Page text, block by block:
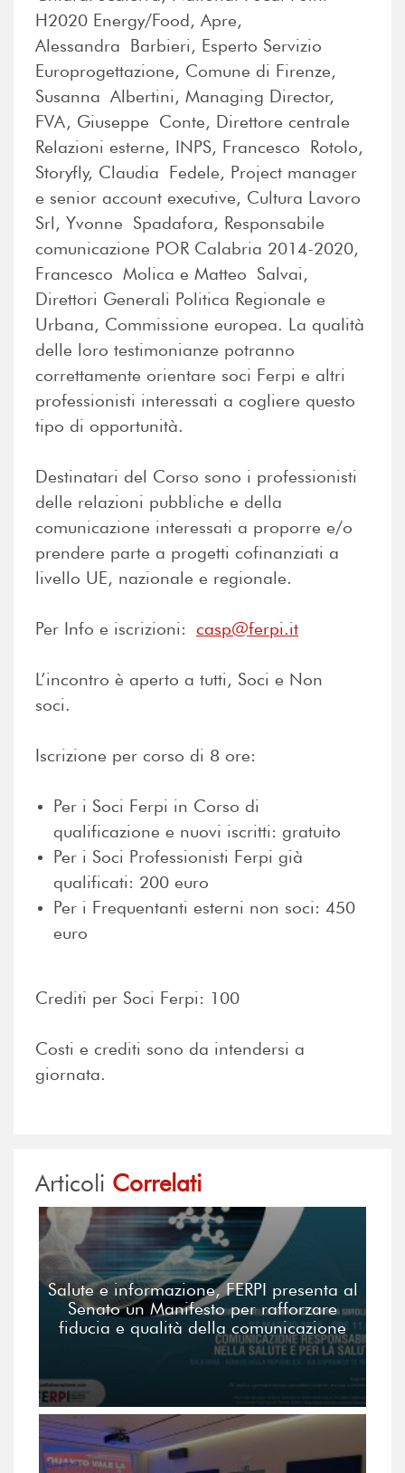
H2020 Energy/Food, Apre,
Alessandra Barbieri, Esperto Servizio
Europrogettazione, Comune di Firenze,
Susanna Albertini, Managing Director,
FVA, Giuseppe Conte, Direttore centrale
Relazioni esterne, INPS, Francesco Rotolo,
Storyfly, Claudia Fedele, Project manager
e senior account executive, Cultura Lavoro
Srl, Yvonne Spadafora, Responsabile
comunicazione POR Calabria 2014-2020,
Francesco Molica e Matteo Salvai,
Direttori Generali Politica Regionale e
Urbana, Commissione europea. La qualità
delle loro testimonianze potranno
correttamente orientare soci Ferpi e altri
professionisti interessati a cogliere questo
tipo di opportunità.
Destinatari del Corso sono i professionisti
delle relazioni pubbliche e della
comunicazione interessati a proporre e/o
prendere parte a progetti cofinanziati a
livello UE, nazionale e regionale.
Per Info e iscrizioni: casp@ferpi.it
L’incontro è aperto a tutti, Soci e Non
soci.
Iscrizione per corso di 8 ore:
Per i Soci Ferpi in Corso di
qualificazione e nuovi iscritti: gratuito
Per i Soci Professionisti Ferpi già
qualificati: 200 euro
Per i Frequentanti esterni non soci: 450
euro
Crediti per Soci Ferpi: 100
Costi e crediti sono da intendersi a
giornata.
Articoli Correlati
Salute e informazione, FERPI presenta al
Senato un Manifesto per rafforzare
fiducia e qualità della comunicazione